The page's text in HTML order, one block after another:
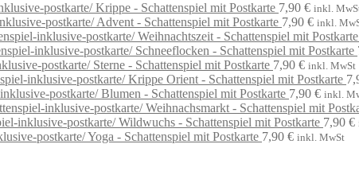
Krippe - Schattenspiel mit Postkarte 7,90 € inkl.
Advent - Schattenspiel mit Postkarte 7,90 € inkl.
Weihnachtszeit - Schattenspiel mit Postkarte
Schneeflocken - Schattenspiel mit Postkarte
Sterne - Schattenspiel mit Postkarte 7,90 € inkl. MwSt
Krippe Orient - Schattenspiel mit Postkarte
Blumen - Schattenspiel mit Postkarte 7,90 € inkl.
Weihnachsmarkt - Schattenspiel mit
Wildwuchs - Schattenspiel mit Postkarte 7,90 €
Yoga - Schattenspiel mit Postkarte 7,90 € inkl. MwSt